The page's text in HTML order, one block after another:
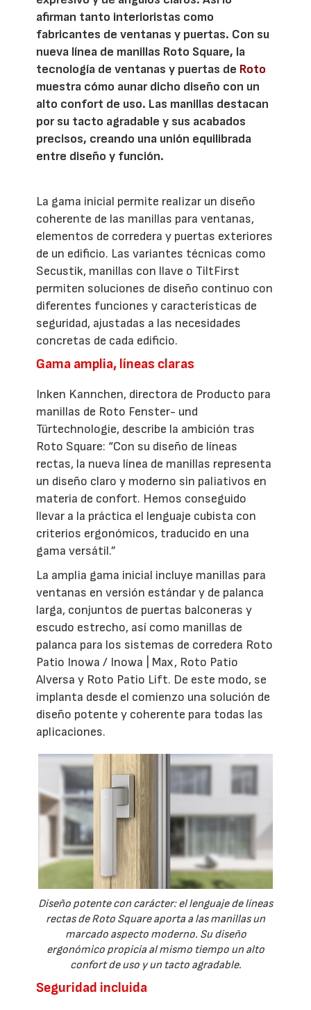
afirman tanto interioristas como
fabricantes de ventanas y puertas. Con su
nueva línea de manillas Roto Square, la
tecnología de ventanas y puertas de Roto
muestra cómo aunar dicho diseño con un
alto confort de uso. Las manillas destacan
por su tacto agradable y sus acabados
precisos, creando una unión equilibrada
entre diseño y función.
La gama inicial permite realizar un diseño
coherente de las manillas para ventanas,
elementos de corredera y puertas exteriores
de un edificio. Las variantes técnicas como
Secustik, manillas con llave o TiltFirst
permiten soluciones de diseño continuo con
diferentes funciones y características de
seguridad, ajustadas a las necesidades
concretas de cada edificio.
Gama amplia, líneas claras
Inken Kannchen, directora de Producto para
manillas de Roto Fenster- und
Türtechnologie, describe la ambición tras
Roto Square: “Con su diseño de líneas
rectas, la nueva línea de manillas representa
un diseño claro y moderno sin paliativos en
materia de confort. Hemos conseguido
llevar a la práctica el lenguaje cubista con
criterios ergonómicos, traducido en una
gama versátil.”
La amplia gama inicial incluye manillas para
ventanas en versión estándar y de palanca
larga, conjuntos de puertas balconeras y
escudo estrecho, así como manillas de
palanca para los sistemas de corredera Roto
Patio Inowa / Inowa | Max, Roto Patio
Alversa y Roto Patio Lift. De este modo, se
implanta desde el comienzo una solución de
diseño potente y coherente para todas las
aplicaciones.
Diseño potente con carácter: el lenguaje de líneas
rectas de Roto Square aporta a las manillas un
marcado aspecto moderno. Su diseño
ergonómico propicia al mismo tiempo un alto
confort de uso y un tacto agradable.
Seguridad incluida